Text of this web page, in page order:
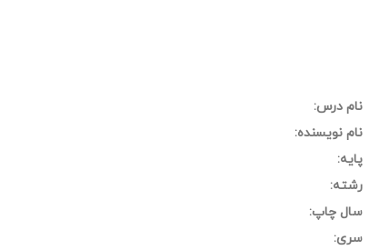
نام درس:
نام نویسنده:
پایه:
رشته:
سال چاپ:
سری: